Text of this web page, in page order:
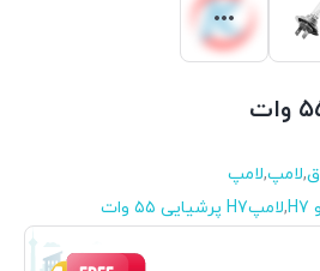
,لامپ,لامپ
,لامپH7 پرشیایی ۵۵ وات